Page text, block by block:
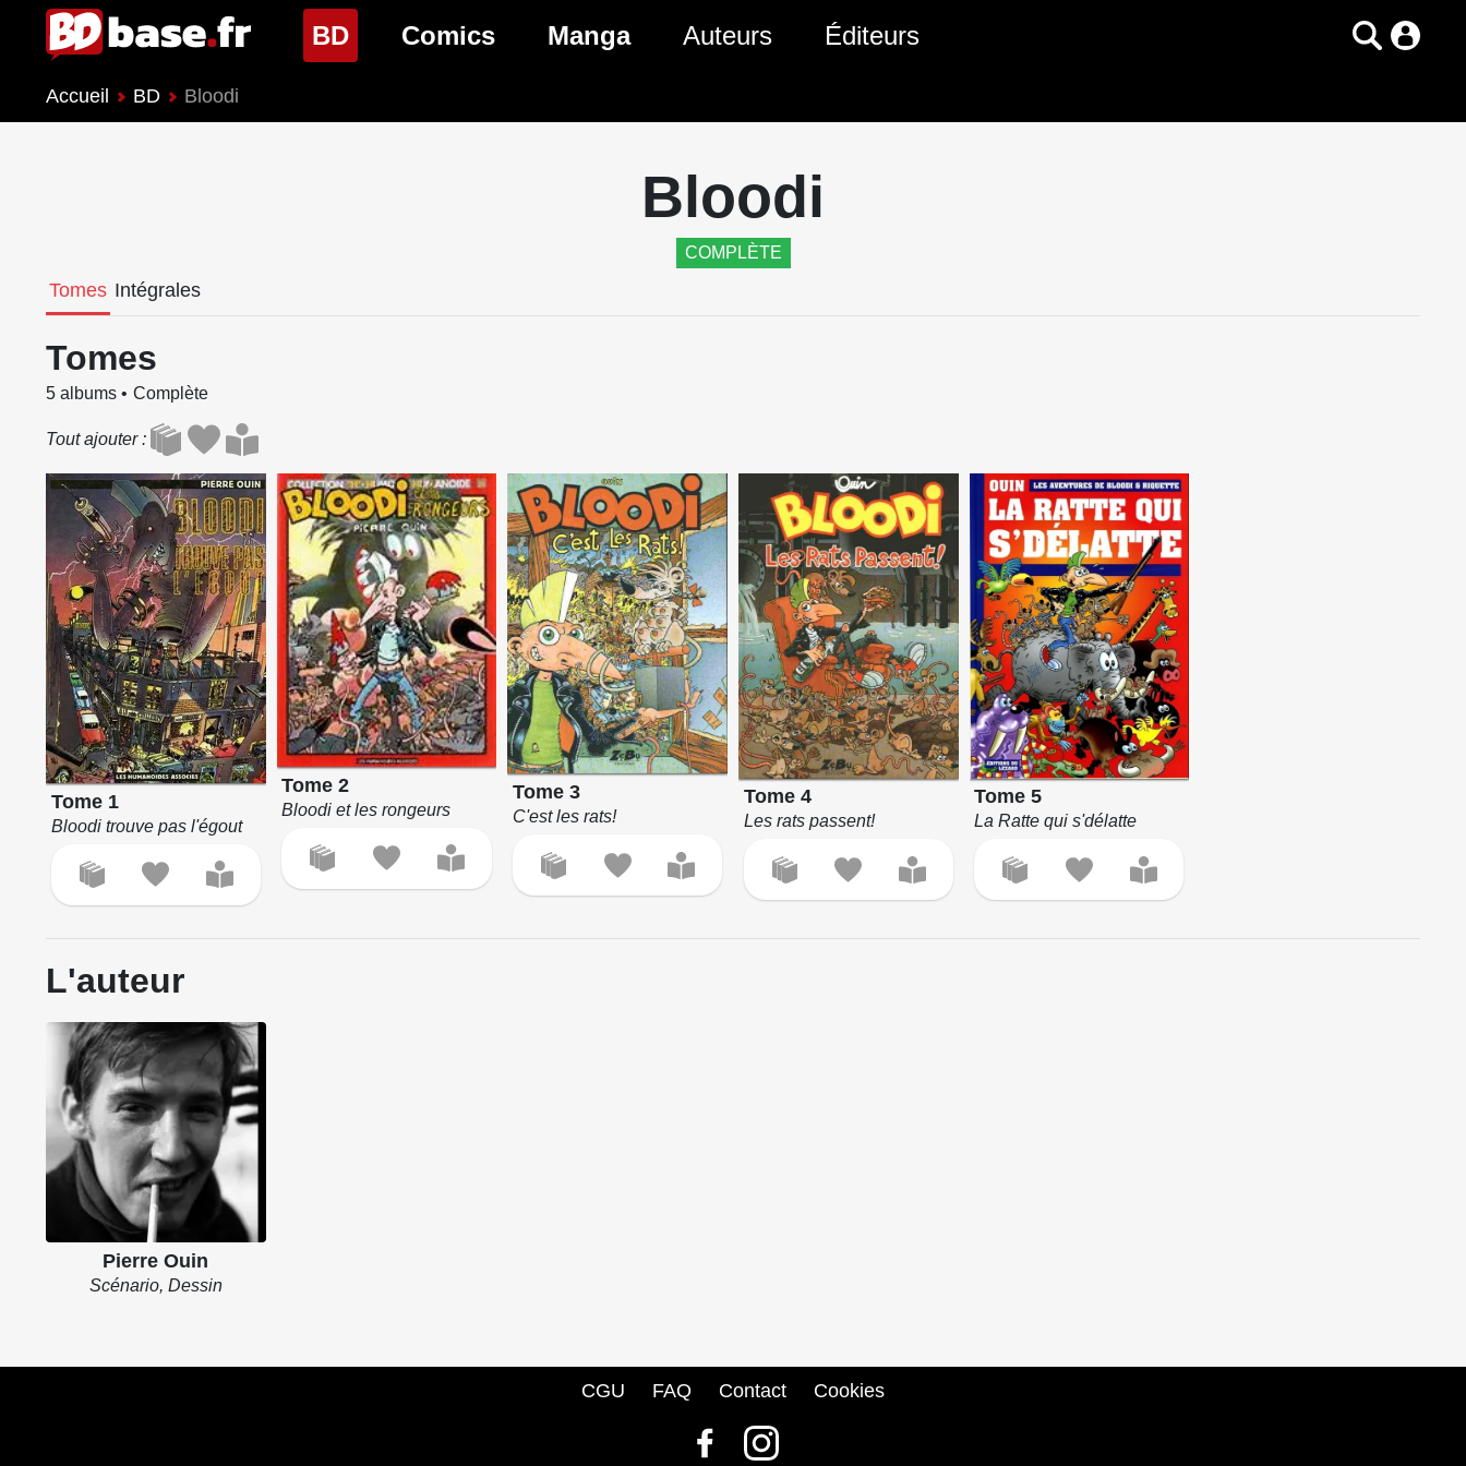
BD(page courante)
Comics Manga
Genres Manga
Auteurs Éditeurs
Accueil BD Bloodi
Bloodi
COMPLÈTE
Tomes Intégrales
Tomes
5 albums Complète
Tout ajouter
Tome 1
Bloodi trouve pas l'égout
Tome 2
Bloodi et les rongeurs
Tome 3
C'est les rats!
Tome 4
Les rats passent!
Tome 5
La Ratte qui s'délatte
L'auteur
Pierre Ouin
Scénario, Dessin
CGU FAQ Contact Cookies